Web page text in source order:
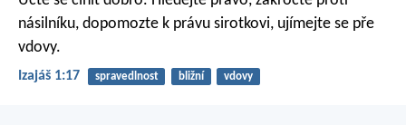
násilníku, dopomozte k právu sirotkovi, ujímejte se pře
vdovy.
Izajáš 1:17 spravedlnost bližní vdovy